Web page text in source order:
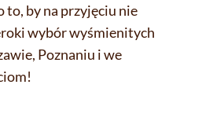
to, by na przyjęciu nie
wybór wyśmienitych
Poznaniu i we